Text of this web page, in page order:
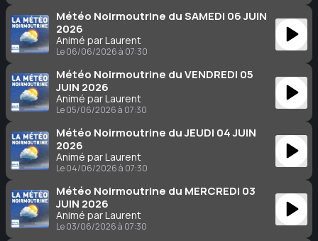
Météo Noirmoutrine du SAMEDI 06 JUIN
2026
Animé par Laurent
Le 06/06/2026 à 07:30
Météo Noirmoutrine du VENDREDI 05
JUIN 2026
Animé par Laurent
Le 05/06/2026 à 07:30
Météo Noirmoutrine du JEUDI 04 JUIN
2026
Animé par Laurent
Le 04/06/2026 à 07:30
Météo Noirmoutrine du MERCREDI 03
JUIN 2026
Animé par Laurent
Le 03/06/2026 à 07:30